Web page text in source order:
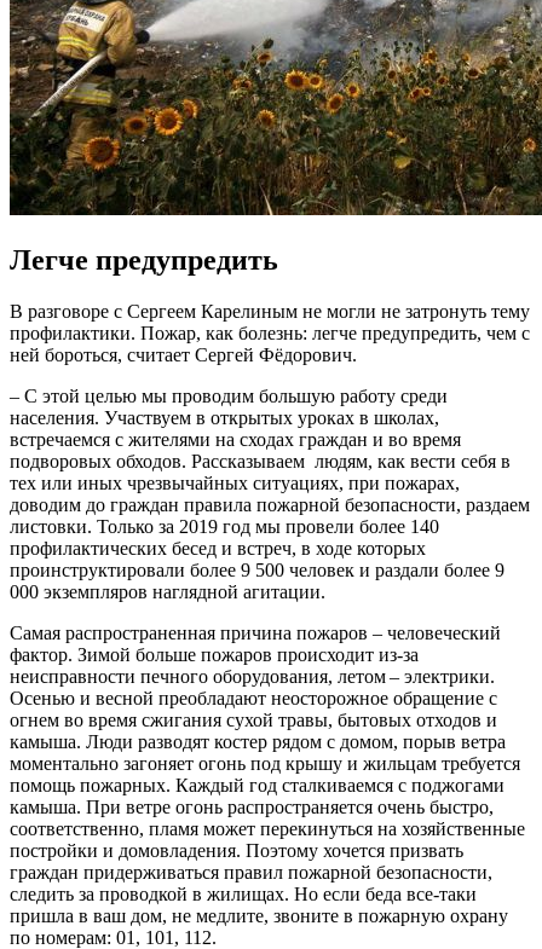
Легче предупредить
В разговоре с Сергеем Карелиным не могли не затронуть тему
профилактики. Пожар, как болезнь: легче предупредить, чем с
ней бороться, считает Сергей Фёдорович.
– С этой целью мы проводим большую работу среди
населения. Участвуем в открытых уроках в школах,
встречаемся с жителями на сходах граждан и во время
подворовых обходов. Рассказываем людям, как вести себя в
тех или иных чрезвычайных ситуациях, при пожарах,
доводим до граждан правила пожарной безопасности, раздаем
листовки. Только за 2019 год мы провели более 140
профилактических бесед и встреч, в ходе которых
проинструктировали более 9 500 человек и раздали более 9
000 экземпляров наглядной агитации.
Самая распространенная причина пожаров – человеческий
фактор. Зимой больше пожаров происходит из-за
неисправности печного оборудования, летом – электрики.
Осенью и весной преобладают неосторожное обращение с
огнем во время сжигания сухой травы, бытовых отходов и
камыша. Люди разводят костер рядом с домом, порыв ветра
моментально загоняет огонь под крышу и жильцам требуется
помощь пожарных. Каждый год сталкиваемся с поджогами
камыша. При ветре огонь распространяется очень быстро,
соответственно, пламя может перекинуться на хозяйственные
постройки и домовладения. Поэтому хочется призвать
граждан придерживаться правил пожарной безопасности,
следить за проводкой в жилищах. Но если беда все-таки
пришла в ваш дом, не медлите, звоните в пожарную охрану
по номерам: 01, 101, 112.